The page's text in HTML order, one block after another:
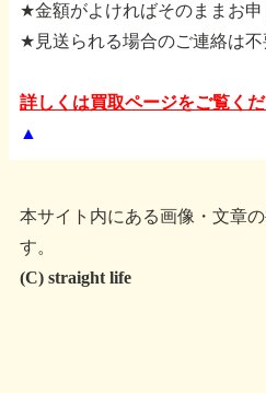
★金額がよければそのままお申
★見送られる場合のご連絡は不
詳しくは買取ページをご覧くだ
▲
本サイト内にある画像・文章
す。
(C) straight life